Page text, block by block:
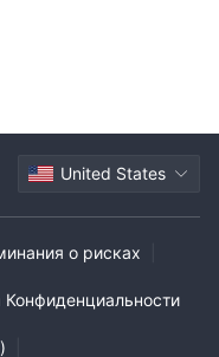
United States
о рисках
Конфиденциальности